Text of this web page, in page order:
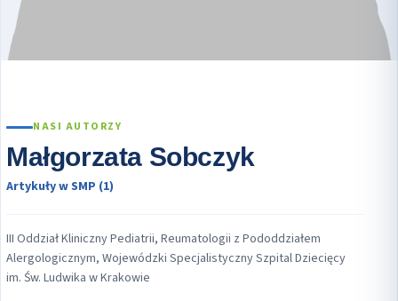
NASI AUTORZY
Małgorzata Sobczyk
Artykuły w SMP (1)
III Oddział Kliniczny Pediatrii, Reumatologii z Pododdziałem
Alergologicznym, Wojewódzki Specjalistyczny Szpital Dziecięcy
im. Św. Ludwika w Krakowie